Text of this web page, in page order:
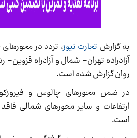
به گزارش تجارت نیوز، تردد در محور‌های
آزادراده تهران- شمال و آزادراه
روان گزارش شده است.
در ضمن محور‌های چالوس و
ارتفاعات و سایر محور‌های شمالی
است.